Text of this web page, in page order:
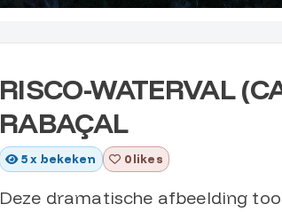
RISCO-WATERVAL
RABAÇAL
5x bekeken 0 likes
Deze dramatische afbeelding